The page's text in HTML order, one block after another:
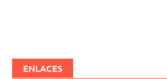
ENLACES